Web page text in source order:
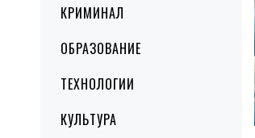
КРИМИНАЛ
ОБРАЗОВАНИЕ
ТЕХНОЛОГИИ
КУЛЬТУРА